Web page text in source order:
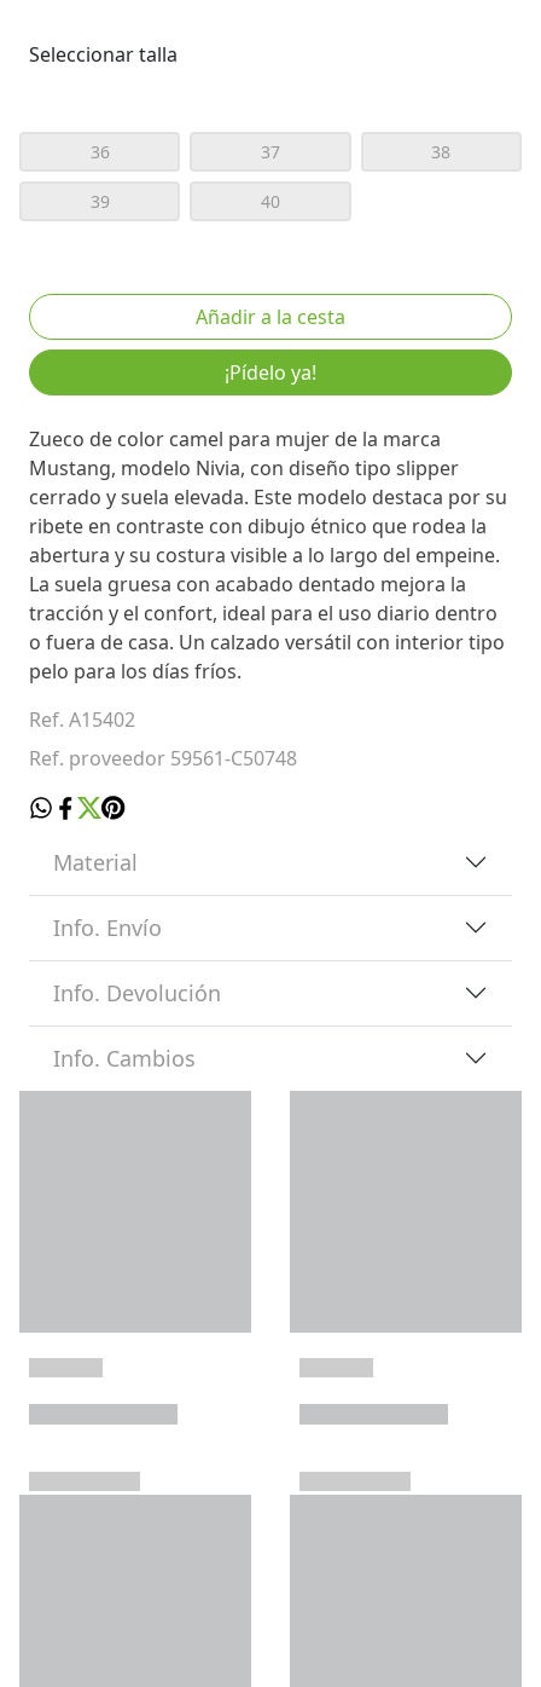
Seleccionar talla
36 37 38
39 40
¡Pídelo ya!
Zueco de color camel para mujer de la marca
Mustang, modelo Nivia, con diseño tipo slipper
cerrado y suela elevada. Este modelo destaca por su
ribete en contraste con dibujo étnico que rodea la
abertura y su costura visible a lo largo del empeine.
La suela gruesa con acabado dentado mejora la
tracción y el confort, ideal para el uso diario dentro
o fuera de casa. Un calzado versátil con interior tipo
pelo para los días fríos.
Ref. A15402
Ref. proveedor 59561-C50748
Material
Info. Envío
Info. Devolución
Info. Cambios